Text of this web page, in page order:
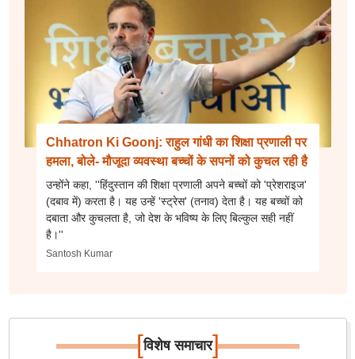
Chhatron Ki Goonj: राहुल गांधी का शिक्षा प्रणाली पर
हमला, बोले- मौजूदा व्यवस्था बच्चों के सपनों को कुचल रही है
उन्होंने कहा, ''हिंदुस्तान की शिक्षा प्रणाली अपने बच्चों को 'प्रेशराइज'
(दबाव में) करता है। यह उन्हें 'स्ट्रेस' (तनाव) देता है। यह बच्चों को
दबाता और कुचलता है, जो देश के भविष्य के लिए बिल्कुल सही नहीं
है।''
Santosh Kumar
[विशेष समाचार]